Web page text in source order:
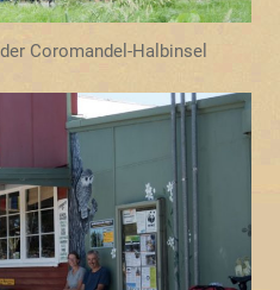
Coromandel-Halbinsel